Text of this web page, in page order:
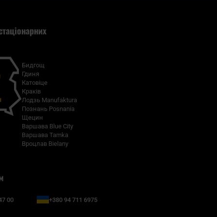
Бидгощ
Гдиня
Катовіце
Краків
Лодзь Manufaktura
Познань Posnania
Щецин
Варшава Blue City
Варшава Tamka
Вроцлав Bielany
00 +380 94 711 6975